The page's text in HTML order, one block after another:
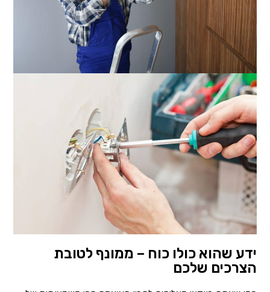
ידע שהוא כולו כוח – ממונף לטובת
הצרכים שלכם